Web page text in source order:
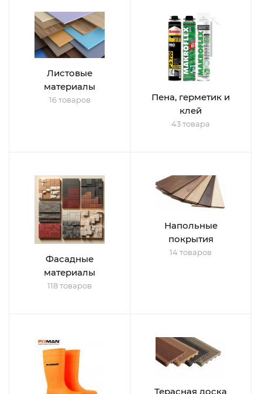
Листовые
материалы
16 товаров
Пена, герметик и
клей
43 товара
Фасадные
материалы
118 товаров
Напольные
покрытия
14 товаров
Терасная доска